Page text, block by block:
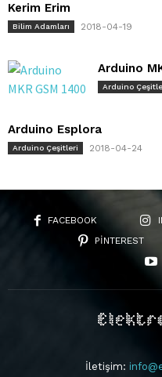
Kerim Erim
Bilim Adamları 2018-04-19
Arduino
Arduino
Arduino Esplora
Arduino Çeşitleri 2018-04-24
FACEBOOK
PINTEREST
İletişim: